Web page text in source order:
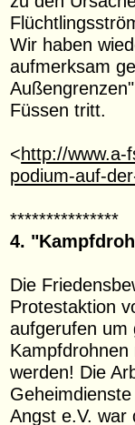
Wir haben
aufmerksam
Füssen tritt.
<http://www.a-
podium-auf-
***************
4.
Die
Protestaktion
aufgerufen um
werden! Die
Angst e.V. war